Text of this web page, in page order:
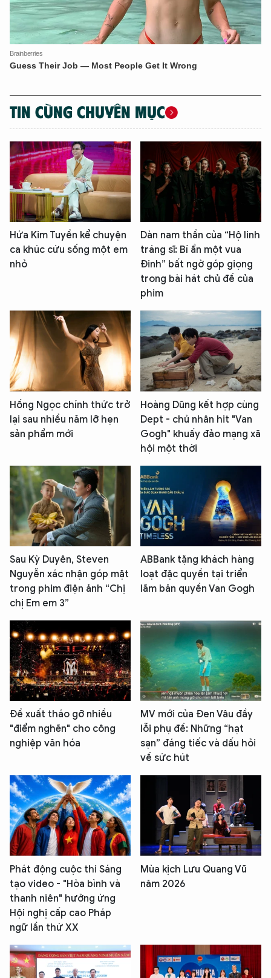
TIN CÙNG CHUYÊN MỤC
Hứa Kim Tuyền kể chuyện
ca khúc cứu sống một em
nhỏ
Dàn nam thần của “Hộ linh
tráng sĩ: Bí ẩn một vua
Đinh” bất ngờ góp giọng
trong bài hát chủ đề của
phim
Hồng Ngọc chính thức trở
lại sau nhiều năm lỡ hẹn
sản phẩm mới
Hoàng Dũng kết hợp cùng
Dept - chủ nhân hit "Van
Gogh" khuấy đảo mạng xã
hội một thời
Sau Kỳ Duyên, Steven
Nguyễn xác nhận góp mặt
trong phim điện ảnh “Chị
chị Em em 3”
ABBank tặng khách hàng
loạt đặc quyền tại triển
lãm bản quyền Van Gogh
Đề xuất tháo gỡ nhiều
"điểm nghẽn" cho công
nghiệp văn hóa
MV mới của Đen Vâu đầy
lỗi phụ đề: Những “hạt
sạn” đáng tiếc và dấu hỏi
về sức hút
Phát động cuộc thi Sáng
tạo video - "Hòa bình và
thanh niên" hưởng ứng
Hội nghị cấp cao Pháp
ngữ lần thứ XX
Mùa kịch Lưu Quang Vũ
năm 2026